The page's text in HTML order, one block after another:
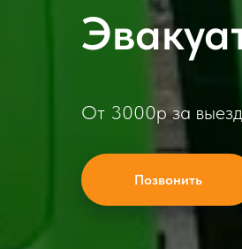
От 3000р за
Позвонить